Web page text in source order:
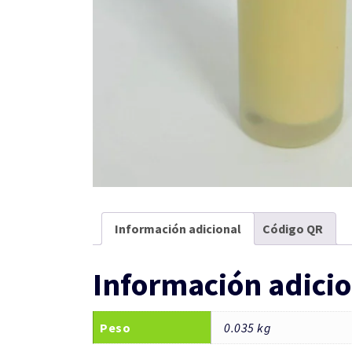
Información adicional Código QR
Información
Peso 0.035 kg